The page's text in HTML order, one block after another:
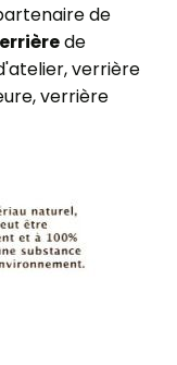
partenaire de
de
verrière
verrière